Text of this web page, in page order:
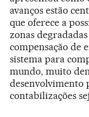
avanços estão
que oferece a
zonas
compensação de
sistema para
mundo, muito
desenvolvimento
contabilizações